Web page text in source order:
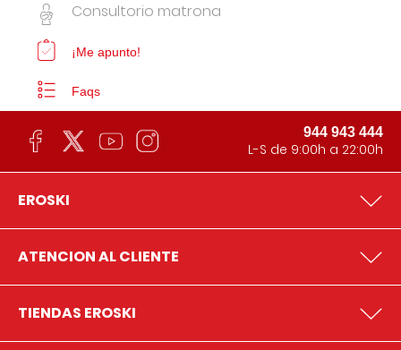
Consultorio matrona
¡Me apunto!
Faqs
944 943 444
L-S de 9:00h a 22:00h
EROSKI
ATENCION AL CLIENTE
TIENDAS EROSKI